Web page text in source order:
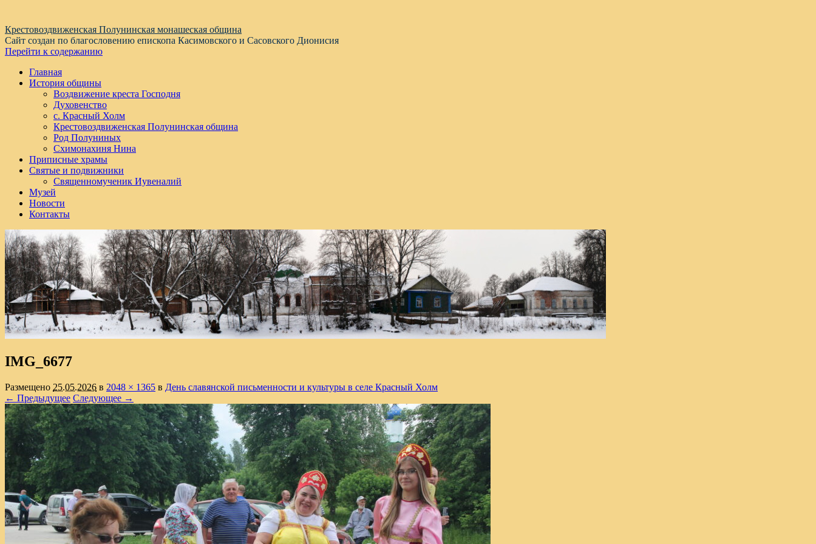
Крестовоздвиженская Полунинская монашеская община
Сайт создан по благословению епископа Касимовского и Сасовского Дионисия
Перейти к содержанию
Главная
История общины
Воздвижение креста Господня
Духовенство
с. Красный Холм
Крестовоздвиженская Полунинская община
Род Полуниных
Схимонахиня Нина
Приписные храмы
Святые и подвижники
Священномученик Иувеналий
Музей
Новости
Контакты
IMG_6677
Размещено 25.05.2026 в 2048 × 1365 в День славянской письменности и культуры в селе Красный Холм
← Предыдущее Следующее →